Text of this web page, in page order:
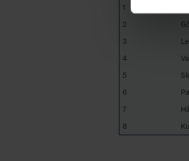
1
2
3
4
5
6
7
8